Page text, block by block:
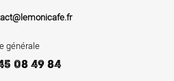
générale
08 49 84